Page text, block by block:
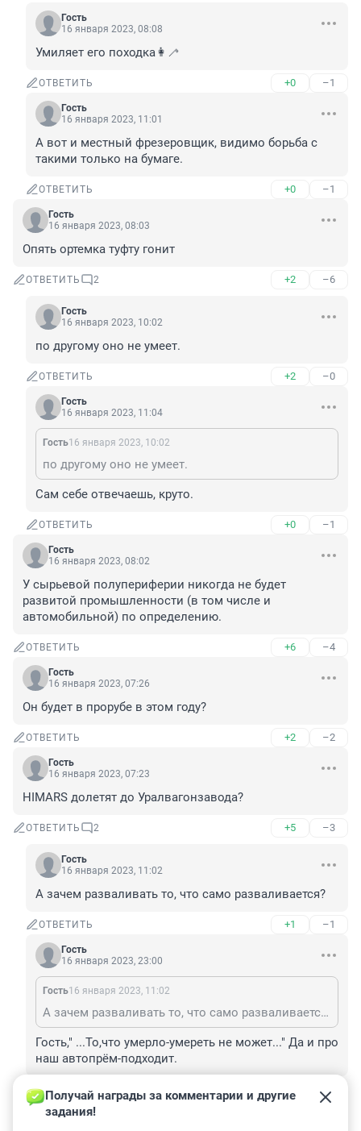
Гость
16 января 2023, 08:08
Умиляет его походка👩‍🦯
ОТВЕТИТЬ +0 –1
Гость
16 января 2023, 11:01
А вот и местный фрезеровщик, видимо борьба с
такими только на бумаге.
ОТВЕТИТЬ +0 –1
Гость
16 января 2023, 08:03
Опять ортемка туфту гонит
ОТВЕТИТЬ 2 +2 –6
Гость
16 января 2023, 10:02
по другому оно не умеет.
ОТВЕТИТЬ +2 –0
Гость
16 января 2023, 11:04
Гость16 января 2023, 10:02
по другому оно не умеет.
Сам себе отвечаешь, круто.
ОТВЕТИТЬ +0 –1
Гость
16 января 2023, 08:02
У сырьевой полупериферии никогда не будет
развитой промышленности (в том числе и
автомобильной) по определению.
ОТВЕТИТЬ +6 –4
Гость
16 января 2023, 07:26
Он будет в прорубе в этом году?
ОТВЕТИТЬ +2 –2
Гость
16 января 2023, 07:23
HIMARS долетят до Уралвагонзавода?
ОТВЕТИТЬ 2 +5 –3
Гость
16 января 2023, 11:02
А зачем разваливать то, что само разваливается?
ОТВЕТИТЬ +1 –1
Гость
16 января 2023, 23:00
Гость16 января 2023, 11:02
А зачем разваливать то, что само разваливается?
Гость," ...То,что умерло-умереть не может..." Да и про
наш автопрём-подходит.
ОТВЕТИТЬ –1
Гость
Получай награды за комментарии и другие
задания!